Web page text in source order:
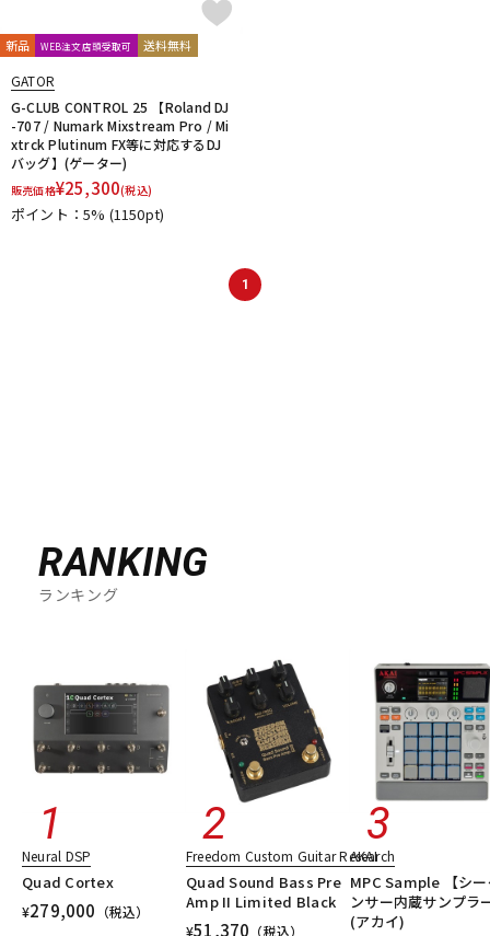
新品 WEB注文店頭受取可 送料無料
GATOR
G-CLUB CONTROL 25 【Roland DJ
-707 / Numark Mixstream Pro / Mi
xtrck Plutinum FX等に対応するDJ
バッグ】(ゲーター)
販売価格¥25,300(税込)
ポイント：5% (1150pt)
1
RANKING
ランキング
Neural DSP
Quad Cortex
¥279,000 （税込）
Freedom Custom Guitar Research
Quad Sound Bass Pre
Amp II Limited Black
¥51,370 （税込）
AKAI
MPC Sample 【シ
ンサー内蔵サンプラ
(アカイ)